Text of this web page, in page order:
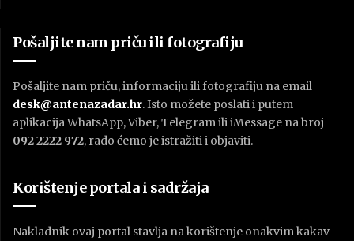
Pošaljite nam priču ili fotografiju
Pošaljite nam priču, informaciju ili fotografiju na email
desk@antenazadar.hr. Isto možete poslati i putem
aplikacija WhatsApp, Viber, Telegram ili iMessage na broj
092 2222 972, rado ćemo je istražiti i objaviti.
Korištenje portala i sadržaja
Nakladnik ovaj portal stavlja na korištenje onakvim kakav